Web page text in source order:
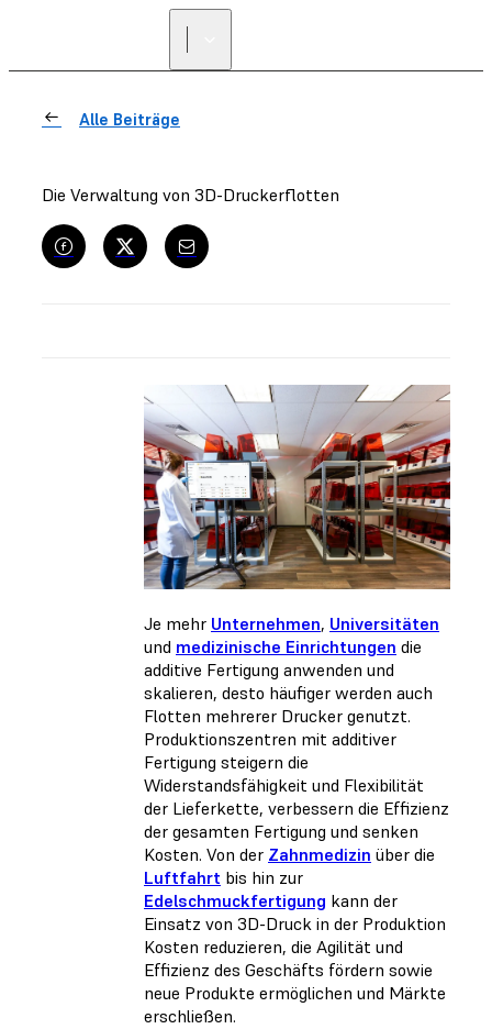
Alle Beiträge
Die Verwaltung von 3D-Druckerflotten
Je mehr Unternehmen, Universitäten
und medizinische Einrichtungen die
additive Fertigung anwenden und
skalieren, desto häufiger werden auch
Flotten mehrerer Drucker genutzt.
Produktionszentren mit additiver
Fertigung steigern die
Widerstandsfähigkeit und Flexibilität
der Lieferkette, verbessern die Effizienz
der gesamten Fertigung und senken
Kosten. Von der Zahnmedizin über die
Luftfahrt bis hin zur
Edelschmuckfertigung kann der
Einsatz von 3D-Druck in der Produktion
Kosten reduzieren, die Agilität und
Effizienz des Geschäfts fördern sowie
neue Produkte ermöglichen und Märkte
erschließen.